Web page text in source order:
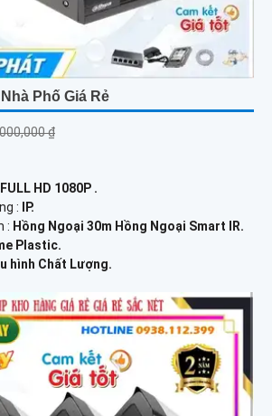
Phố Giá Rẻ
₫
FULL HD 1080P .
:
IP.
: Hồng Ngoại 30m Hồng Ngoại Smart IR.
Plastic.
hình Chất Lượng.